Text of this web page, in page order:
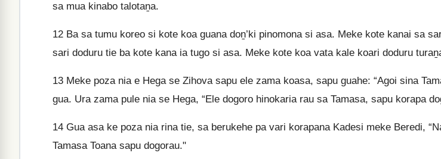
sa mua kinabo talotaṉa.
12 Ba sa tumu koreo si kote koa guana doṉ’ki pinomona si asa. Meke kote kanai sa
sari doduru tie ba kote kana ia tugo si asa. Meke kote koa vata kale koari doduru
13 Meke poza nia e Hega se Zihova sapu ele zama koasa, sapu guahe: “Agoi sina
gua. Ura zama pule nia se Hega, “Ele dogoro hinokaria rau sa Tamasa, sapu korapa
14 Gua asa ke poza nia rina tie, sa berukehe pa vari korapana Kadesi meke Beredi,
Tamasa Toana sapu dogorau."